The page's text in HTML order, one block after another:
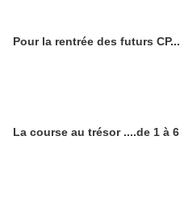
Pour la rentrée des futurs CP...
La course au trésor ....de 1 à 6